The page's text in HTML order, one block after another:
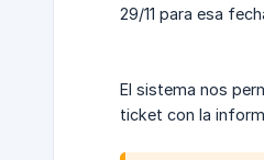
29/11 para esa
El sistema nos
ticket con la